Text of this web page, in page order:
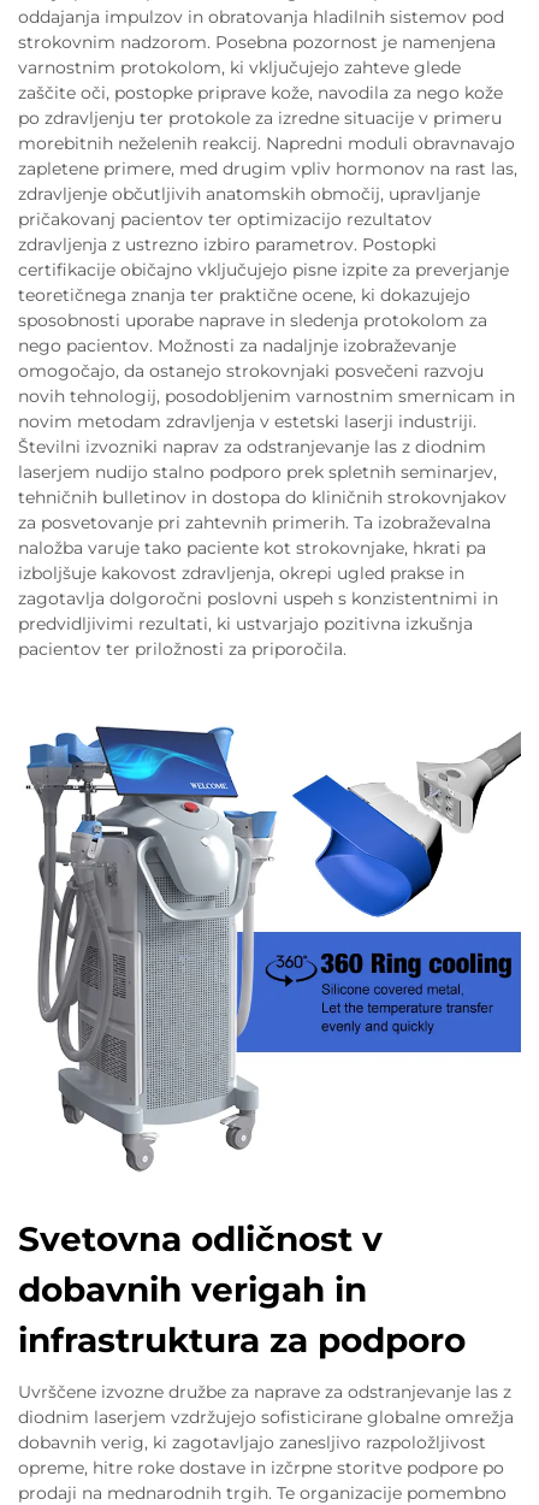
oddajanja impulzov in obratovanja hladilnih sistemov pod
strokovnim nadzorom. Posebna pozornost je namenjena
varnostnim protokolom, ki vključujejo zahteve glede
zaščite oči, postopke priprave kože, navodila za nego kože
po zdravljenju ter protokole za izredne situacije v primeru
morebitnih neželenih reakcij. Napredni moduli obravnavajo
zapletene primere, med drugim vpliv hormonov na rast las,
zdravljenje občutljivih anatomskih območij, upravljanje
pričakovanj pacientov ter optimizacijo rezultatov
zdravljenja z ustrezno izbiro parametrov. Postopki
certifikacije običajno vključujejo pisne izpite za preverjanje
teoretičnega znanja ter praktične ocene, ki dokazujejo
sposobnosti uporabe naprave in sledenja protokolom za
nego pacientov. Možnosti za nadaljnje izobraževanje
omogočajo, da ostanejo strokovnjaki posvečeni razvoju
novih tehnologij, posodobljenim varnostnim smernicam in
novim metodam zdravljenja v estetski laserji industriji.
Številni izvozniki naprav za odstranjevanje las z diodnim
laserjem nudijo stalno podporo prek spletnih seminarjev,
tehničnih bulletinov in dostopa do kliničnih strokovnjakov
za posvetovanje pri zahtevnih primerih. Ta izobraževalna
naložba varuje tako paciente kot strokovnjake, hkrati pa
izboljšuje kakovost zdravljenja, okrepi ugled prakse in
zagotavlja dolgoročni poslovni uspeh s konzistentnimi in
predvidljivimi rezultati, ki ustvarjajo pozitivna izkušnja
pacientov ter priložnosti za priporočila.
Svetovna odličnost v
dobavnih verigah in
infrastruktura za podporo
Uvrščene izvozne družbe za naprave za odstranjevanje las z
diodnim laserjem vzdržujejo sofisticirane globalne omrežja
dobavnih verig, ki zagotavljajo zanesljivo razpoložljivost
opreme, hitre roke dostave in izčrpne storitve podpore po
prodaji na mednarodnih trgih. Te organizacije pomembno